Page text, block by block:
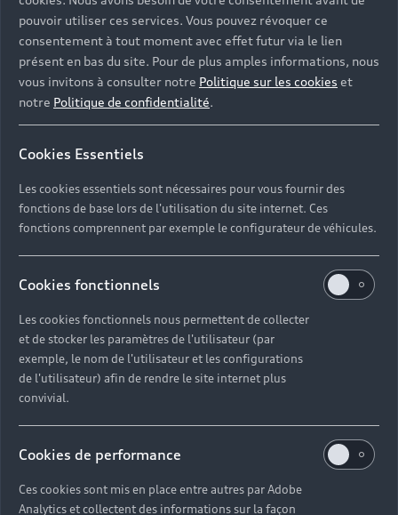
pouvoir utiliser ces services. Vous pouvez révoquer ce
consentement à tout moment avec effet futur via le lien
présent en bas du site. Pour de plus amples informations, nous
vous invitons à consulter notre Politique sur les cookies et
notre Politique de confidentialité.
Cookies Essentiels
Les cookies essentiels sont nécessaires pour vous fournir des
fonctions de base lors de l'utilisation du site internet. Ces
fonctions comprennent par exemple le configurateur de véhicules.
Cookies fonctionnels
Les cookies fonctionnels nous permettent de collecter
et de stocker les paramètres de l'utilisateur (par
exemple, le nom de l'utilisateur et les configurations
de l'utilisateur) afin de rendre le site internet plus
convivial.
Cookies de performance
Ces cookies sont mis en place entre autres par Adobe
Analytics et collectent des informations sur la façon
1. Sélectionnez et réservez votre Audi
En ligne ou par téléphone.
2. Récupérez votre Audi
Le véhicule que vous avez choisi vous attend dans